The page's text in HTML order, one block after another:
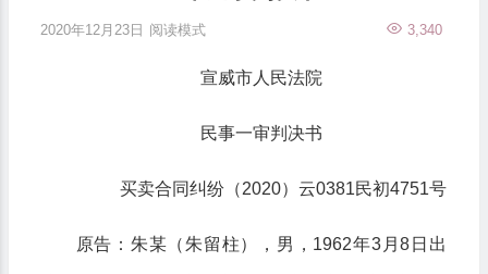
2020年12月23日 3,340
阅读模式
宣威市人民法院
民事一审判决书
买卖合同纠纷（2020）云0381民初4751号
原告：朱某（朱留柱），男，1962年3月8日出